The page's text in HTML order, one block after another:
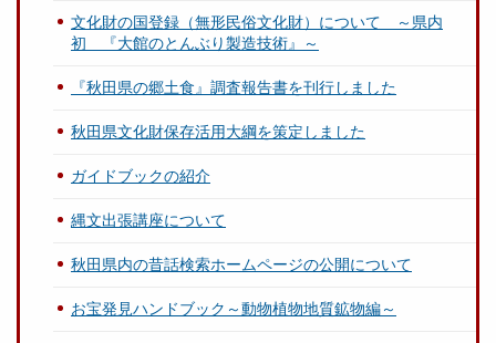
文化財の国登録（無形民俗文化財）について ～県内
初 『大館のとんぶり製造技術』～
『秋田県の郷土食』調査報告書を刊行しました
秋田県文化財保存活用大綱を策定しました
ガイドブックの紹介
縄文出張講座について
秋田県内の昔話検索ホームページの公開について
お宝発見ハンドブック～動物植物地質鉱物編～